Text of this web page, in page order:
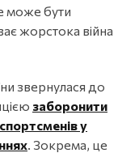
може бути
жорстока війна
звернулася до
заборонити
у
. Зокрема, це